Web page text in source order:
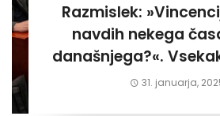
Razmislek:
navdih nekega
današnjega?«. Vsekakor
31. januarja,